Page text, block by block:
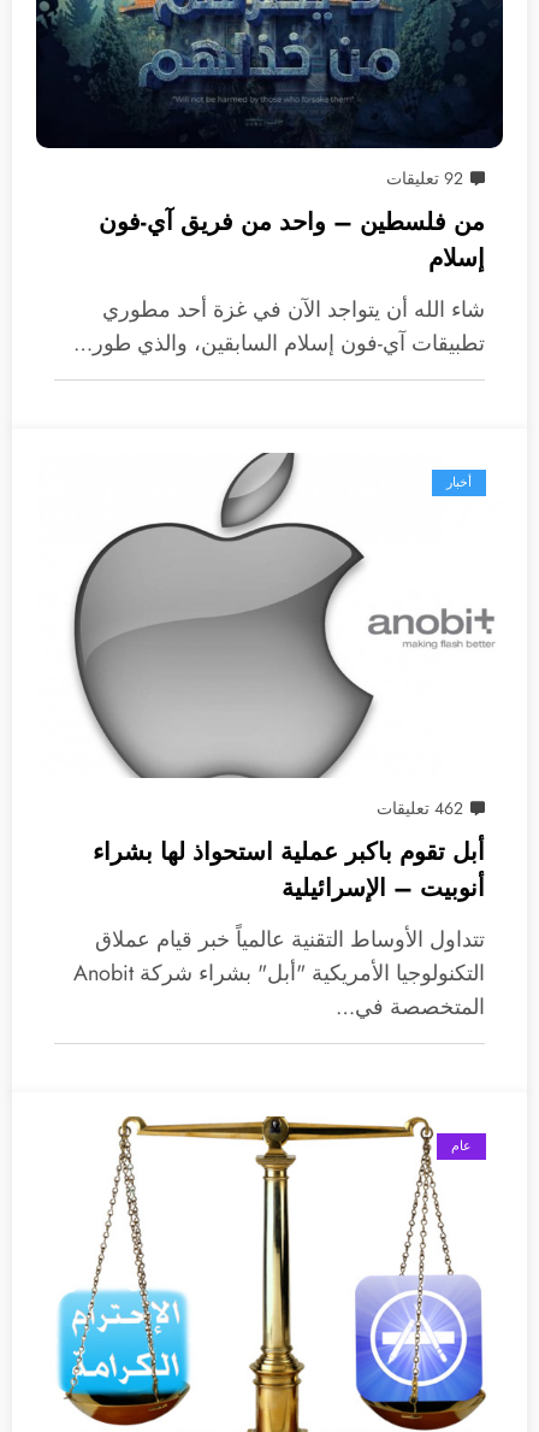
92 تعليقات
من فلسطين – واحد من فريق آي-فون
إسلام
شاء الله أن يتواجد الآن في غزة أحد مطوري
تطبيقات آي-فون إسلام السابقين، والذي طور…
أخبار
462 تعليقات
أبل تقوم باكبر عملية استحواذ لها بشراء
أنوبيت – الإسرائيلية
تتداول الأوساط التقنية عالمياً خبر قيام عملاق
التكنولوجيا الأمريكية "أبل" بشراء شركة Anobit
المتخصصة في…
عام